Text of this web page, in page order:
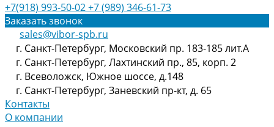
+7(918) 993-50-02+7 (989) 346-61-73
Заказать звонок
sales@vibor-spb.ru
г. Санкт-Петербург, Московский пр. 183-185 лит.А
г. Санкт-Петербург, Лахтинский пр., 85, корп. 2
г. Всеволожск, Южное шоссе, д.148
г. Санкт-Петербург, Заневский пр-кт, д. 65
Контакты
О компании